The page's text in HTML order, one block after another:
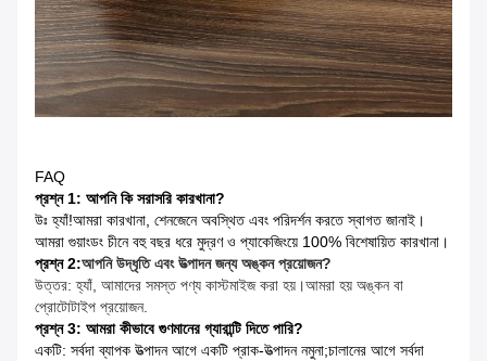
FAQ
প্রশ্ন 1: আপনি কি সরাসরি কারখানা?
উঃ হ্যাঁ!আমরা কারখানা, শেনজেনে অবস্থিত এবং পরিদর্শন করতে স্বাগত জানাই।
আমরা গুয়াংডং চীনে বহু বছর ধরে মুদ্রণ ও প্যাকেজিংয়ে 100% বিশেষায়িত কারখানা।
প্রশ্ন 2:আপনি উদ্ধৃতি এবং উত্পাদন জন্য অঙ্কন প্রয়োজন?
উত্তর: হ্যাঁ, আমাদের সমস্ত পণ্য কাস্টমাইজ করা হয়।আমরা হয় অঙ্কন বা
প্রোটোটাইপ প্রয়োজন.
প্রশ্ন 3: আমরা কীভাবে গুণমানের গ্যারান্টি দিতে পারি?
একটি: সর্বদা ব্যাপক উত্পাদন আগে একটি প্রাক-উত্পাদন নমুনা;চালানের আগে সর্বদা